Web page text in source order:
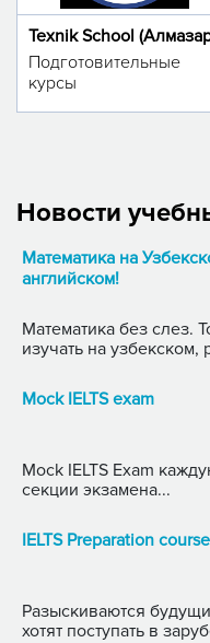
Texnik School
Подготовительные
курсы
Новости
Математика на
английском!
Математика без слез.
изучать на узбекском,
Mock IELTS exam
Mock IELTS Exam
секции экзамена...
IELTS Preparation course
Разыскиваются будущие
хотят поступать в